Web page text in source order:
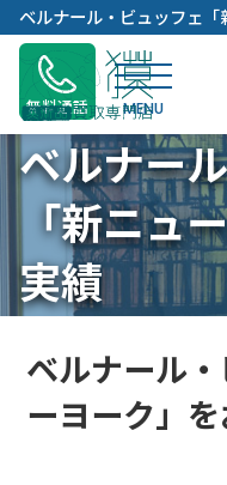
ベルナール・ビュッフェ
無料通話
ベルナー
「新ニュ
実績
ベルナール
ーヨーク」